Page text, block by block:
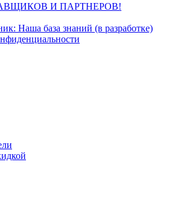
И ПАРТНЕРОВ!
Наша база знаний (в разработке)